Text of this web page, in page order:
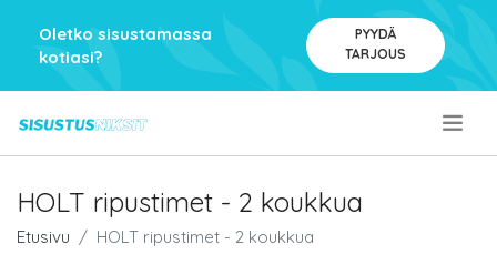
Oletko sisustamassa
kotiasi?
PYYDÄ
TARJOUS
HOLT ripustimet - 2 koukkua
Etusivu HOLT ripustimet - 2 koukkua